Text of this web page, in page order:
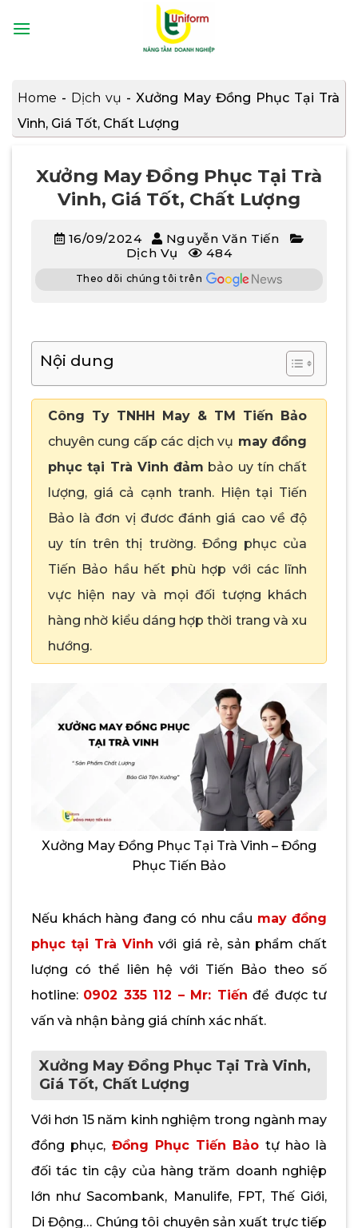
qua
Home - Dịch vụ - Xưởng May Đồng Phục Tại Trà
Vinh, Giá Tốt, Chất Lượng
Xưởng May Đồng Phục Tại Trà
Vinh, Giá Tốt, Chất Lượng
16/09/2024
Nguyễn Văn Tiến
Dịch Vụ
484
Theo dõi chúng tôi trên
Nội dung
Công Ty TNHH May & TM Tiến Bảo
chuyên cung cấp các dịch vụ may đồng
phục tại Trà Vinh đảm bảo uy tín chất
lượng, giá cả cạnh tranh. Hiện tại Tiến
Bảo là đơn vị đươc đánh giá cao về độ
uy tín trên thị trường. Đồng phục của
Tiến Bảo hầu hết phù hợp với các lĩnh
vực hiện nay và mọi đối tượng khách
hàng nhờ kiểu dáng hợp thời trang và xu
hướng.
Xưởng May Đồng Phục Tại Trà Vinh – Đồng
Phục Tiến Bảo
Nếu khách hàng đang có nhu cầu may đồng
phục tại Trà Vinh với giá rẻ, sản phẩm chất
lượng có thể liên hệ với Tiến Bảo theo số
hotline: 0902 335 112 – Mr: Tiến để được tư
vấn và nhận bảng giá chính xác nhất.
Xưởng May Đồng Phục Tại Trà Vinh,
Giá Tốt, Chất Lượng
Với hơn 15 năm kinh nghiệm trong ngành may
đồng phục, Đồng Phục Tiến Bảo tự hào là
đối tác tin cậy của hàng trăm doanh nghiệp
lớn như Sacombank, Manulife, FPT, Thế Giới,
Di Động… Chúng tôi chuyên sản xuất trực tiếp